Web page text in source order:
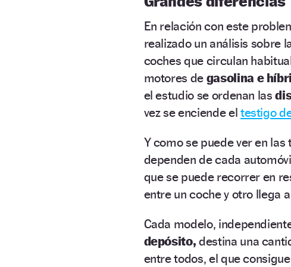
En relación con este
realizado un análisis sobre
coches que circulan
motores de gasolina e
el estudio se ordenan las
vez se enciende el testigo
Y como se puede ver en
dependen de cada
que se puede recorrer en
entre un coche y otro llega
Cada modelo,
depósito, destina una
entre todos, el que